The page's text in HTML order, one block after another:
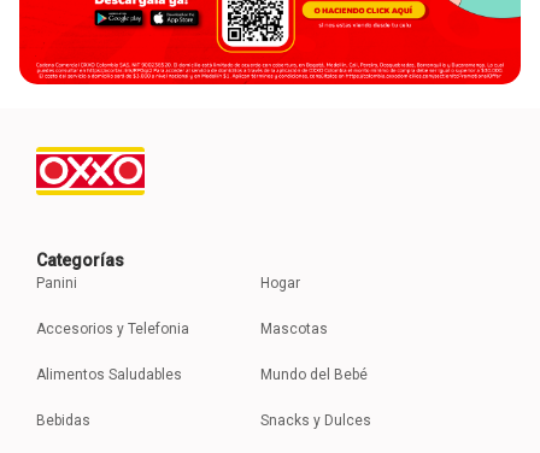
Categorías
Panini
Accesorios y Telefonia
Alimentos Saludables
Bebidas
Hogar
Mascotas
Mundo del Bebé
Snacks y Dulces